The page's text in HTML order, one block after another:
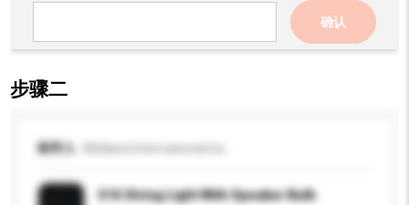
确认
步骤二
收件人
S14 String Light With Speaker Bulb